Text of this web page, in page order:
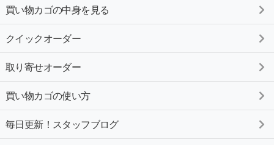
買い物カゴの中身を見る
クイックオーダー
取り寄せオーダー
買い物カゴの使い方
毎日更新！スタッフブログ